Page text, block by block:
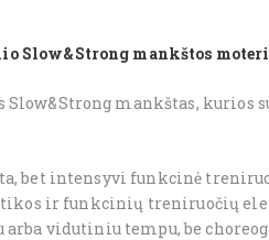
Slow&Strong mankštos
mankštas, kurios
bet intensyvi funkcinė
ir funkcinių treniruočių
vidutiniu tempu, be